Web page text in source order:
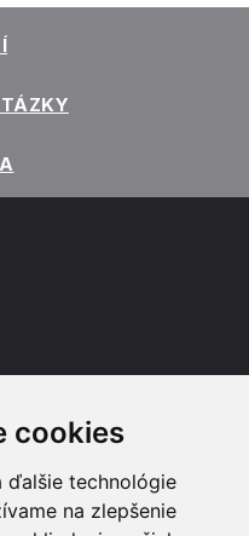
cookies
ďalšie technológie
na zlepšenie